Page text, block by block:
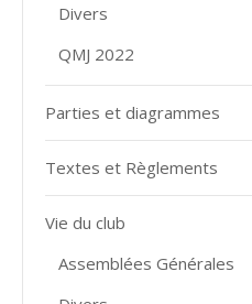
Divers
QMJ 2022
Parties et diagrammes
Textes et Règlements
Vie du club
Assemblées Générales